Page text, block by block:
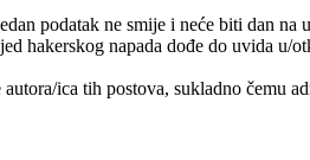
podatak ne smije i neće biti dan
hakerskog napada dođe do uvida u/
ica tih postova, sukladno čemu